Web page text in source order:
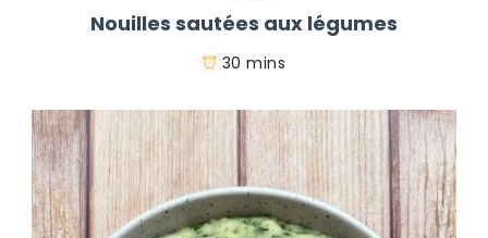
Nouilles sautées aux légumes
30 mins